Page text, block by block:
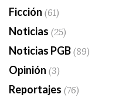
Ficción (61)
Noticias (25)
Noticias PGB(89)
Opinión (3)
Reportajes (76)